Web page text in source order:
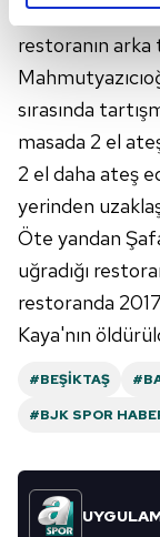
kalemimiz
Her halükârda,
takdirde,
Sizlere daha iyi
Sitemizde
verileriniz
toplumu
kullanılmaktadır.
reklam/
sınırlı olarak
Çerezlere ilişkin
vasıtasıyla
için Ayarlar
görüşmek için
restoranın
sırasında
masada 2 el
2 el daha ateş
yerinden
Öte yandan
uğradığı
restoranda
Kaya'nın
#BEŞIKTAŞ
#BJK SPOR